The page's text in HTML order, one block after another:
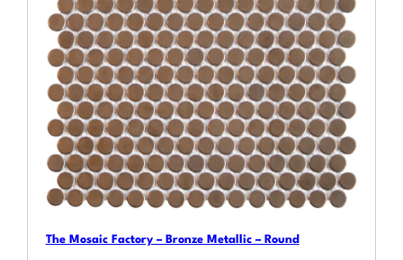
The Mosaic Factory – Bronze Metallic – Round